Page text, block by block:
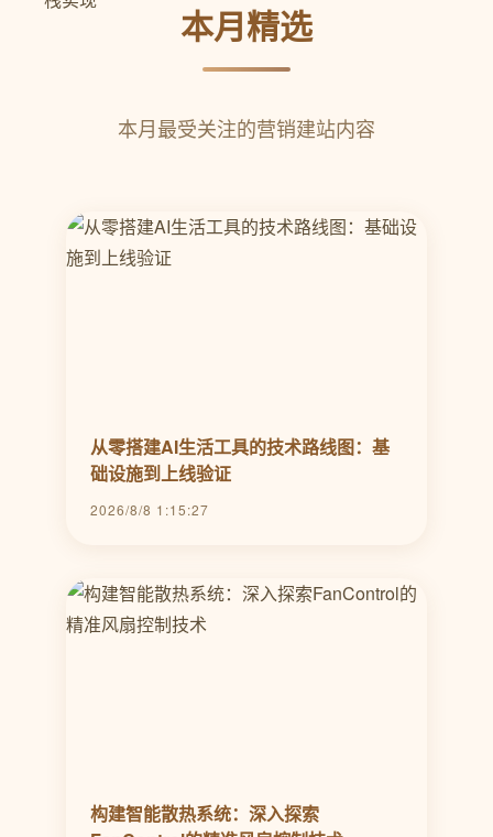
本月精选
本月最受关注的营销建站内容
从零搭建AI生活工具的技术路线图：基
础设施到上线验证
2026/8/8 1:15:27
构建智能散热系统：深入探索